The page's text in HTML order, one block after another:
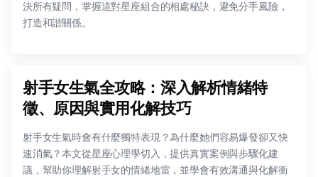
決所有疑問，掌握這對星座組合的相處秘訣，避免分手風險，
打造和諧關係。
射手女生氣全攻略：深入解析情緒特
徵、原因與實用化解技巧
射手女生氣時會有什麼獨特表現？為什麼她們容易爆發卻又快
速消氣？本文從星座心理學切入，提供真實案例與步驟化建
議，幫助你理解射手女的情緒地雷，並學會有效溝通與化解衝